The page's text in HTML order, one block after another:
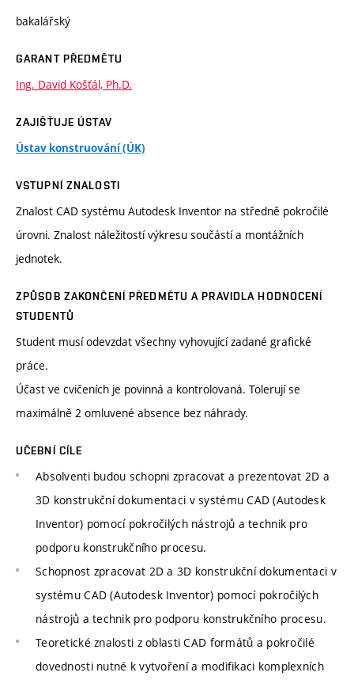
bakalářský
GARANT PŘEDMĚTU
Ing. David Košťál, Ph.D.
ZAJIŠŤUJE ÚSTAV
Ústav konstruování (ÚK)
VSTUPNÍ ZNALOSTI
Znalost CAD systému Autodesk Inventor na středně pokročilé
úrovni. Znalost náležitostí výkresu součástí a montážních
jednotek.
ZPŮSOB ZAKONČENÍ PŘEDMĚTU A PRAVIDLA HODNOCENÍ
STUDENTŮ
Student musí odevzdat všechny vyhovující zadané grafické
práce.
Účast ve cvičeních je povinná a kontrolovaná. Tolerují se
maximálně 2 omluvené absence bez náhrady.
UČEBNÍ CÍLE
Absolventi budou schopni zpracovat a prezentovat 2D a
3D konstrukční dokumentaci v systému CAD (Autodesk
Inventor) pomocí pokročilých nástrojů a technik pro
podporu konstrukčního procesu.
Schopnost zpracovat 2D a 3D konstrukční dokumentaci v
systému CAD (Autodesk Inventor) pomocí pokročilých
nástrojů a technik pro podporu konstrukčního procesu.
Teoretické znalosti z oblasti CAD formátů a pokročilé
dovednosti nutné k vytvoření a modifikaci komplexních